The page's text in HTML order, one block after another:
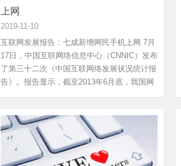
上网
2019-11-10
互联网发展报告：七成新增网民手机上网 7月
17日，中国互联网络信息中心（CNNIC）发布
了第三十二次《中国互联网络发展状况统计报
告》。报告显示，截至2013年6月底，我国网